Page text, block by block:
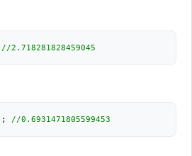
//2.718281828459045
//0.6931471805599453